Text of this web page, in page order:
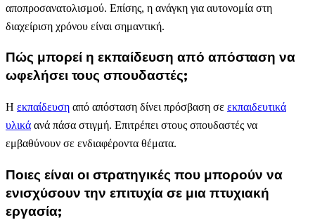
αποπροσανατολισμού. Επίσης, η ανάγκη για αυτονομία στη
διαχείριση χρόνου είναι σημαντική.
Πώς μπορεί η εκπαίδευση από απόσταση να
ωφελήσει τους σπουδαστές;
Η εκπαίδευση από απόσταση δίνει πρόσβαση σε εκπαιδευτικά
υλικά ανά πάσα στιγμή. Επιτρέπει στους σπουδαστές να
εμβαθύνουν σε ενδιαφέροντα θέματα.
Ποιες είναι οι στρατηγικές που μπορούν να
ενισχύσουν την επιτυχία σε μια πτυχιακή
εργασία;